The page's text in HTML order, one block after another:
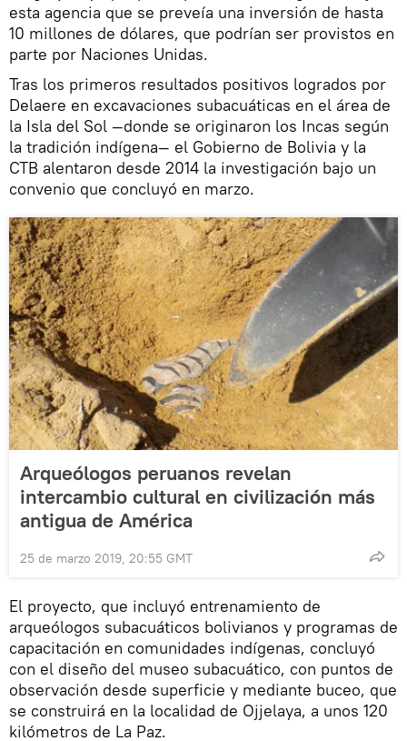
esta agencia que se preveía una inversión de hasta
10 millones de dólares, que podrían ser provistos en
parte por Naciones Unidas.
Tras los primeros resultados positivos logrados por
Delaere en excavaciones subacuáticas en el área de
la Isla del Sol —donde se originaron los Incas según
la tradición indígena— el Gobierno de Bolivia y la
CTB alentaron desde 2014 la investigación bajo un
convenio que concluyó en marzo.
Arqueólogos peruanos revelan
intercambio cultural en civilización más
antigua de América
25 de marzo 2019, 20:55 GMT
El proyecto, que incluyó entrenamiento de
arqueólogos subacuáticos bolivianos y programas de
capacitación en comunidades indígenas, concluyó
con el diseño del museo subacuático, con puntos de
observación desde superficie y mediante buceo, que
se construirá en la localidad de Ojjelaya, a unos 120
kilómetros de La Paz.